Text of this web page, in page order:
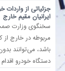
صنعت معدن و تجارت
جزئیاتی از واردات
ایرانیان مقیم خارج
سخنگوی وزارت صمت
مربوطه در خارج
باشد، می‌توانند
دستگاه خودرو اقدام